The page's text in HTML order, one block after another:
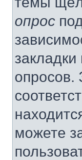
опрос
опросов.
можете